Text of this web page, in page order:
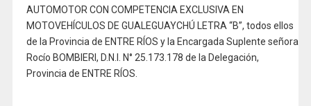
AUTOMOTOR CON COMPETENCIA EXCLUSIVA EN
MOTOVEHÍCULOS DE GUALEGUAYCHÚ LETRA “B”, todos ellos
de la Provincia de ENTRE RÍOS y la Encargada Suplente señora
Rocío BOMBIERI, D.N.I. N° 25.173.178 de la Delegación,
Provincia de ENTRE RÍOS.